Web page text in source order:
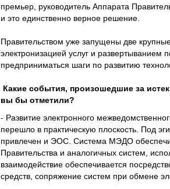
премьер, руководитель Аппарата
и это единственно верное решение.
Правительством уже запущены две
электронизацией услуг и развертыванием
предприниматься шаги по развитию
Какие события, произошедшие за
вы бы отметили?
- Развитие электронного
перешло в практическую плоскость. Под
привлечен и ЭОС. Система МЭДО
Правительства и аналогичных систем,
взаимодействие обеспечивается
средств, сопряжение систем при обмене